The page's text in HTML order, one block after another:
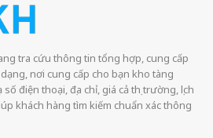
tra cứu thông tin tổng hợp, cung cấp
nơi cung cấp cho bạn kho tàng
điện thoại, địa chỉ, giá cả thị trường, lịch
khách hàng tìm kiếm chuẩn xác thông